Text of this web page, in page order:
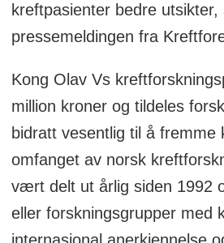
kreftpasienter bedre utsikter,
pressemeldingen fra
Kong Olav Vs
million kroner og tildeles
bidratt vesentlig til å fremme
omfanget av norsk
vært delt ut årlig siden 1992
eller forskningsgrupper med